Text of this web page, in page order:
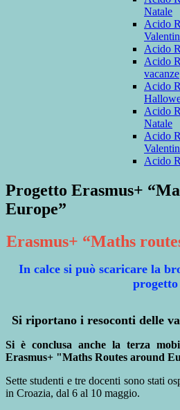
Natale
Acido
Acido
Acido
vacanze
Acido
Acido
Natale
Acido
Acido
Progetto Erasmus+
Europe”
Erasmus+ “Maths
In calce si può scaricare la
progetto
Si riportano i resoconti delle
Si è conclusa anche la terza
Erasmus+ "Maths Routes around
Sette studenti e tre docenti sono stati
in Croazia, dal 6 al 10 maggio.